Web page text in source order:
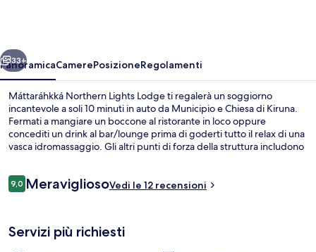
Avanti
33+
PanoramicaCamerePosizioneRegolamenti
Máttaráhkká Northern Lights Lodge ti regalerà un soggiorno
incantevole a soli 10 minuti in auto da Municipio e Chiesa di Kiruna.
Fermati a mangiare un boccone al ristorante in loco oppure
concediti un drink al bar/lounge prima di goderti tutto il relax di una
vasca idromassaggio. Gli altri punti di forza della struttura includono
Recensioni
9,09,0 su 10
MeravigliosoVedi le 12 recensioni
Servizi più richiesti